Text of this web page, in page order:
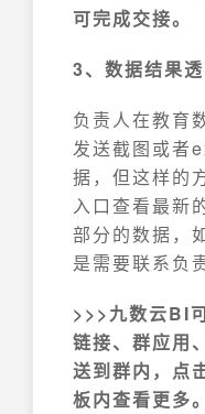
可完成交接。
3、数据结果
负责人在教育
发送截图或者
据，但这样的
入口查看最新
部分的数据，
是需要联系负
>>>九数云BI
链接、群应用
送到群内，点
板内查看更多